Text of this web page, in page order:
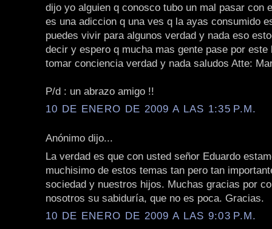
dijo yo alguien q conosco tubo un mal pasar con
es una adiccion q una ves q la ayas consumido
puedes vivir para algunos verdad y nada eso
decir y espero q mucha mas gente pase por este
tomar conciencia verdad y nada saludos Atte:
P/d : un abrazo amigo !!
10 DE ENERO DE 2009 A LAS 1:35 P.M.
Anónimo dijo...
La verdad es que con usted señor Eduardo
muchisimo de estos temas tan pero tan
sociedad y nuestros hijos. Muchas gracias por
nosotros su sabiduría, que no es poca. Gracias.
10 DE ENERO DE 2009 A LAS 9:03 P.M.